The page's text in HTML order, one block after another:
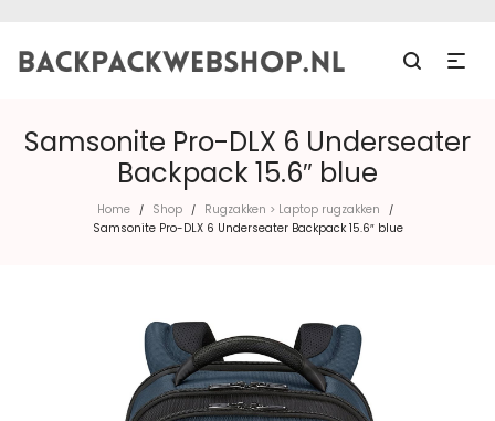
Samsonite Pro-DLX 6 Underseater
Backpack 15.6″ blue
Home / Shop / Rugzakken > Laptop rugzakken /
Samsonite Pro-DLX 6 Underseater Backpack 15.6″ blue